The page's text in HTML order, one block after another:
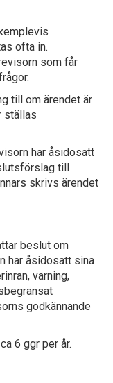
ofta in.
som får
till om ärendet är
ställas
har åsidosatt
till
skrivs ärendet
beslut om
har åsidosatt sina
varning,
godkännande
6 ggr per år.